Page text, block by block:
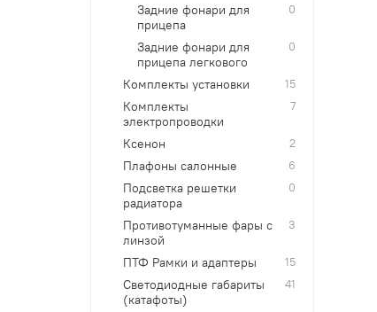
Задние фонари для
прицепа
0
Задние фонари для
прицепа легкового
0
Комплекты установки 15
Комплекты
электропроводки
7
Ксенон 2
Плафоны салонные 6
Подсветка решетки
радиатора
0
Противотуманные фары с
линзой
3
ПТФ Рамки и адаптеры 15
Светодиодные габариты
(катафоты)
41